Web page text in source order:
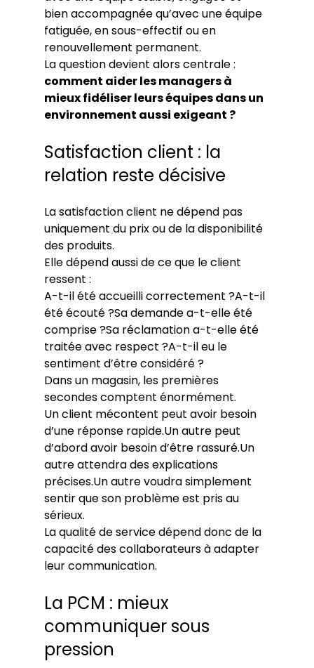
bien accompagnée qu’avec une équipe
fatiguée, en sous-effectif ou en
renouvellement permanent.
La question devient alors centrale :
comment aider les managers à
mieux fidéliser leurs équipes dans un
environnement aussi exigeant ?
Satisfaction client : la
relation reste décisive
La satisfaction client ne dépend pas
uniquement du prix ou de la disponibilité
des produits.
Elle dépend aussi de ce que le client
ressent :
A-t-il été accueilli correctement ?A-t-il
été écouté ?Sa demande a-t-elle été
comprise ?Sa réclamation a-t-elle été
traitée avec respect ?A-t-il eu le
sentiment d’être considéré ?
Dans un magasin, les premières
secondes comptent énormément.
Un client mécontent peut avoir besoin
d’une réponse rapide.Un autre peut
d’abord avoir besoin d’être rassuré.Un
autre attendra des explications
précises.Un autre voudra simplement
sentir que son problème est pris au
sérieux.
La qualité de service dépend donc de la
capacité des collaborateurs à adapter
leur communication.
La PCM : mieux
communiquer sous
pression